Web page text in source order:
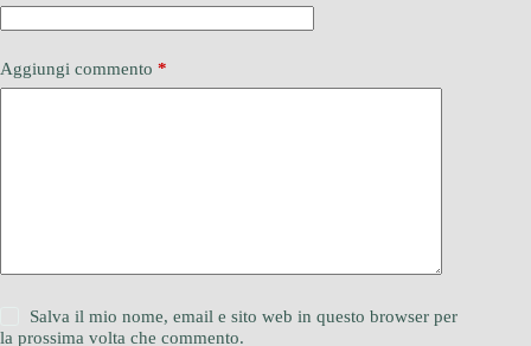
Aggiungi commento *
Salva il mio nome, email e sito web in questo browser per
la prossima volta che commento.